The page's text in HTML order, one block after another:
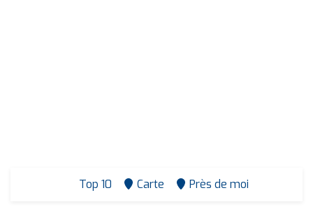
Top 10 Carte Près de moi